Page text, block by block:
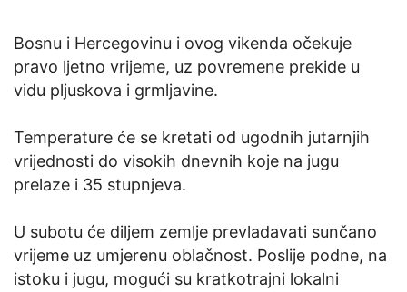
Bosnu i Hercegovinu i ovog vikenda očekuje
pravo ljetno vrijeme, uz povremene prekide u
vidu pljuskova i grmljavine.
Temperature će se kretati od ugodnih jutarnjih
vrijednosti do visokih dnevnih koje na jugu
prelaze i 35 stupnjeva.
U subotu će diljem zemlje prevladavati sunčano
vrijeme uz umjerenu oblačnost. Poslije podne, na
istoku i jugu, mogući su kratkotrajni lokalni